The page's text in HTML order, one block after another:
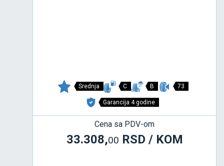
Srednja C B 73
Garancija 4 godine
Cena sa PDV-om
33.308,00 RSD / KOM